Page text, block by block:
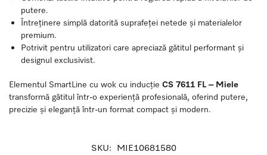
putere.
Întreținere simplă datorită suprafeței netede și materialelor
premium.
Potrivit pentru utilizatori care apreciază gătitul performant și
designul exclusivist.
Elementul SmartLine cu wok cu inducție CS 7611 FL – Miele
transformă gătitul într-o experiență profesională, oferind putere,
precizie și eleganță într-un format compact și modern.
SKU:
MIE10681580